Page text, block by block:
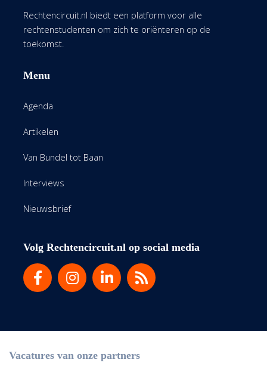
Rechtencircuit.nl biedt een platform voor alle
rechtenstudenten om zich te oriënteren op de
toekomst.
Menu
Agenda
Artikelen
Van Bundel tot Baan
Interviews
Nieuwsbrief
Volg Rechtencircuit.nl op social media
Vacatures van onze partners